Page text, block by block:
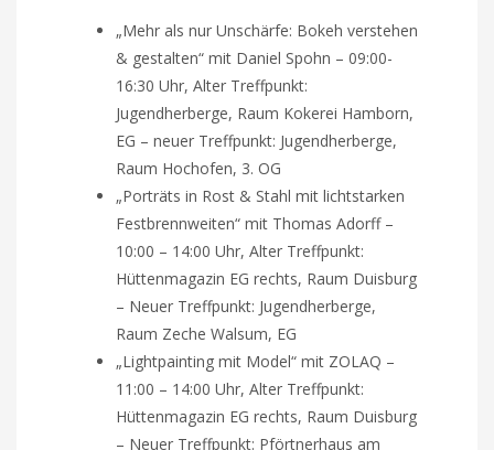
„Mehr als nur Unschärfe: Bokeh verstehen
& gestalten“ mit Daniel Spohn – 09:00-
16:30 Uhr, Alter Treffpunkt:
Jugendherberge, Raum Kokerei Hamborn,
EG – neuer Treffpunkt: Jugendherberge,
Raum Hochofen, 3. OG
„Porträts in Rost & Stahl mit lichtstarken
Festbrennweiten“ mit Thomas Adorff –
10:00 – 14:00 Uhr, Alter Treffpunkt:
Hüttenmagazin EG rechts, Raum Duisburg
– Neuer Treffpunkt: Jugendherberge,
Raum Zeche Walsum, EG
„Lightpainting mit Model“ mit ZOLAQ –
11:00 – 14:00 Uhr, Alter Treffpunkt:
Hüttenmagazin EG rechts, Raum Duisburg
– Neuer Treffpunkt: Pförtnerhaus am